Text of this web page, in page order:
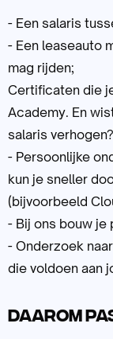
- Een salaris
- Een leaseauto
mag rijden;
Certificaten die
Academy. En
salaris verhogen?
- Persoonlijke
kun je sneller
(bijvoorbeeld
- Bij ons bouw je
- Onderzoek
die voldoen aan
Daarom